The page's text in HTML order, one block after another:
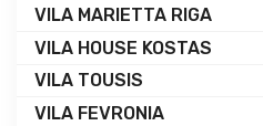
VILA MARIETTA RIGA
VILA HOUSE KOSTAS
VILA TOUSIS
VILA FEVRONIA